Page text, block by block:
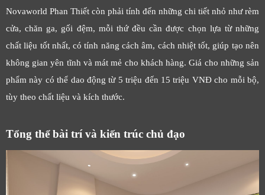
Novaworld Phan Thiết còn phải tính đến những chi tiết nhỏ như rèm
cửa, chăn ga, gối đệm, mỗi thứ đều cần được chọn lựa từ những
chất liệu tốt nhất, có tính năng cách âm, cách nhiệt tốt, giúp tạo nên
không gian yên tĩnh và mát mẻ cho khách hàng. Giá cho những sản
phẩm này có thể dao động từ 5 triệu đến 15 triệu VNĐ cho mỗi bộ,
tùy theo chất liệu và kích thước.
Tổng thể bài trí và kiến trúc chủ đạo